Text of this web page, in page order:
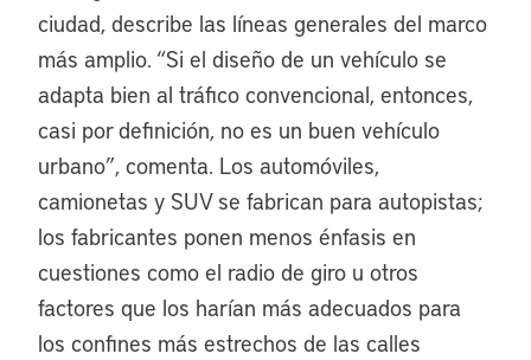
ciudad, describe las líneas generales del marco
más amplio. “Si el diseño de un vehículo se
adapta bien al tráfico convencional, entonces,
casi por definición, no es un buen vehículo
urbano”, comenta. Los automóviles,
camionetas y SUV se fabrican para autopistas;
los fabricantes ponen menos énfasis en
cuestiones como el radio de giro u otros
factores que los harían más adecuados para
los confines más estrechos de las calles